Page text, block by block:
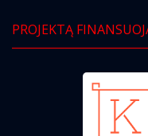
PROJEKTĄ